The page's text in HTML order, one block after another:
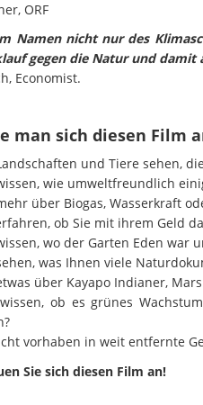
ORF
Namen nicht nur des
gegen die Natur und damit
Economist.
man sich diesen Film
und Tiere sehen,
wie umweltfreundlich
über Biogas, Wasserkraft
ob Sie mit ihrem Geld
wo der Garten Eden war
was Ihnen viele
über Kayapo Indianer,
ob es grünes
vorhaben in weit entfernte
Sie sich diesen Film an!